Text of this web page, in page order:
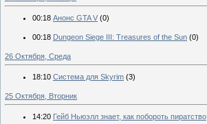
00:18 Анонс GTA V (0)
00:18 Dungeon Siege III: Treasures of the Sun (0)
26 Октября, Среда
18:10 Система для Skyrim (3)
25 Октября, Вторник
14:20 Гейб Ньюэлл знает, как побороть пиратство